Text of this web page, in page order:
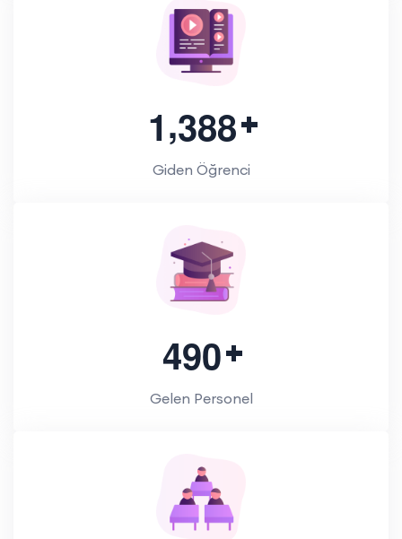
1,388
Giden Öğrenci
490
Gelen Personel